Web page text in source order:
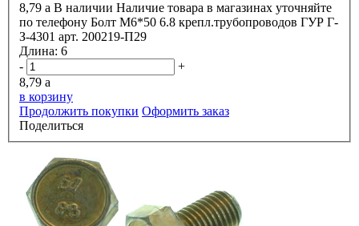
8,79 a В наличии Наличие товара в магазинах уточняйте
по телефону Болт М6*50 6.8 крепл.трубопроводов ГУР Г-
З-4301 арт. 200219-П29
Длина: 6
-
+
8,79 a
в корзину
Продолжить покупки Оформить заказ
Поделиться